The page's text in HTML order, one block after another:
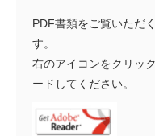
PDF書類をご覧いただ
す。
右のアイコンをクリッ
ードしてください。